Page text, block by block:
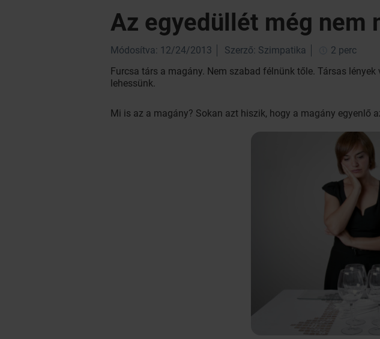
Az egyedüllét még nem
Módosítva: 12/24/2013 Szerző: Szimpatika
2 perc
Furcsa társ a magány. Nem szabad félnünk tőle. Társas
lehessünk.
Mi is az a magány? Sokan azt hiszik, hogy a magány egyenlő